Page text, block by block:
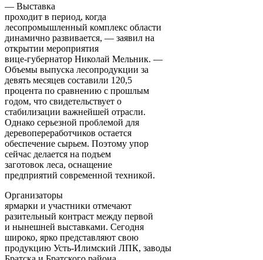
— Выставка
проходит в период, когда
лесопромышленный комплекс области
динамично развивается, — заявил на
открытии мероприятия
вице-губернатор Николай Мельник. —
Объемы выпуска лесопродукции за
девять месяцев составили 120,5
процента по сравнению с прошлым
годом, что свидетельствует о
стабилизации важнейшей отрасли.
Однако серьезной проблемой для
деревопереработчиков остается
обеспечение сырьем. Поэтому упор
сейчас делается на подъем
заготовок леса, оснащение
предприятий современной техникой.
Организаторы
ярмарки и участники отмечают
разительный контраст между первой
и нынешней выставками. Сегодня
широко, ярко представляют свою
продукцию Усть-Илимский ЛПК, заводы